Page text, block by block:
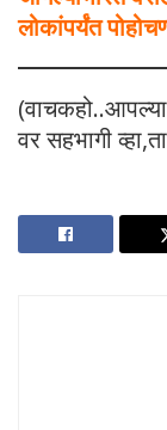
लोकांपर्यंत
(वाचकहो..आपल्या
वर सहभागी